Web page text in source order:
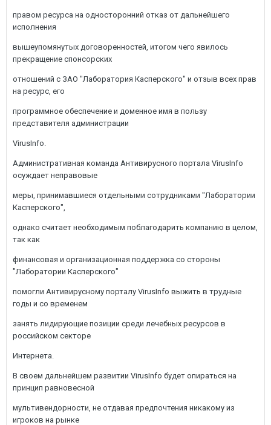
правом ресурса на односторонний отказ от дальнейшего
исполнения
вышеупомянутых договоренностей, итогом чего явилось
прекращение спонсорских
отношений с ЗАО "Лаборатория Касперского" и отзыв всех прав
на ресурс, его
программное обеспечение и доменное имя в пользу
представителя администрации
VirusInfo.
Административная команда Антивирусного портала VirusInfo
осуждает неправовые
меры, принимавшиеся отдельными сотрудниками "Лаборатории
Касперского",
однако считает необходимым поблагодарить компанию в целом,
так как
финансовая и организационная поддержка со стороны
"Лаборатории Касперского"
помогли Антивирусному порталу VirusInfo выжить в трудные
годы и со временем
занять лидирующие позиции среди лечебных ресурсов в
российском секторе
Интернета.
В своем дальнейшем развитии VirusInfo будет опираться на
принцип равновесной
мультивендорности, не отдавая предпочтения никакому из
игроков на рынке